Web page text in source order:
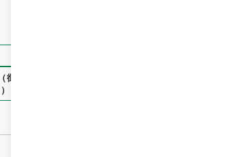
（御35538100
）